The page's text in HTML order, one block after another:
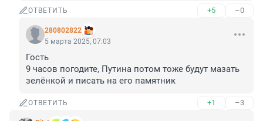
ОТВЕТИТЬ +5 –0
280802822
5 марта 2025, 07:03
Гость
9 часов погодите, Путина потом тоже будут мазать
зелёнкой и писать на его памятник
ОТВЕТИТЬ +1 –3